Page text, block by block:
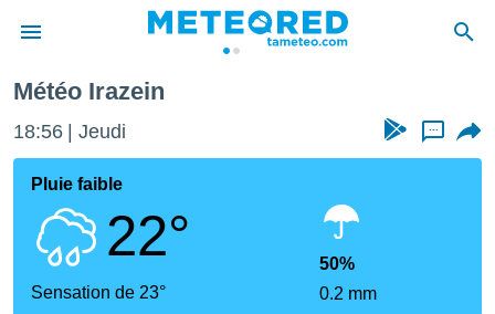
de
par
Météo Irazein
18:56 Jeudi ...
Pluie faible
22°
Sensation de 23°
50%
0.2 mm